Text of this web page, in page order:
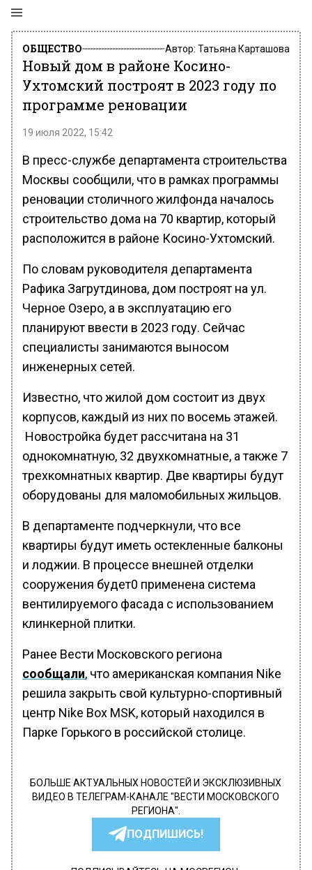
ОБЩЕСТВО Автор: Татьяна Карташова
Новый дом в районе Косино-
Ухтомский построят в 2023 году по
программе реновации
19 июля 2022, 15:42
В пресс-службе департамента строительства
Москвы сообщили, что в рамках программы
реновации столичного жилфонда началось
строительство дома на 70 квартир, который
расположится в районе Косино-Ухтомский.
По словам руководителя департамента
Рафика Загрутдинова, дом построят на ул.
Черное Озеро, а в эксплуатацию его
планируют ввести в 2023 году. Сейчас
специалисты занимаются выносом
инженерных сетей.
Известно, что жилой дом состоит из двух
корпусов, каждый из них по восемь этажей.
Новостройка будет рассчитана на 31
однокомнатную, 32 двухкомнатные, а также 7
трехкомнатных квартир. Две квартиры будут
оборудованы для маломобильных жильцов.
В департаменте подчеркнули, что все
квартиры будут иметь остекленные балконы
и лоджии. В процессе внешней отделки
сооружения будет0 применена система
вентилируемого фасада с использованием
клинкерной плитки.
Ранее Вести Московского региона
сообщали, что американская компания Nike
решила закрыть свой культурно-спортивный
центр Nike Box MSK, который находился в
Парке Горького в российской столице.
БОЛЬШЕ АКТУАЛЬНЫХ НОВОСТЕЙ И ЭКСКЛЮЗИВНЫХ
ВИДЕО В ТЕЛЕГРАМ-КАНАЛЕ "ВЕСТИ МОСКОВСКОГО
РЕГИОНА".
ПОДПИШИСЬ!